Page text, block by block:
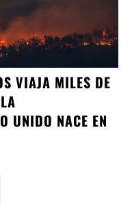
VIAJA MILES DE
UNIDO NACE EN